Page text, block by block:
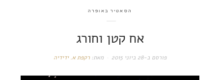
הסאטיר באופרה
אח קטן וחורג
פורסם ב-28 ביוני 2015 מאת:רקפת א. ידידיה